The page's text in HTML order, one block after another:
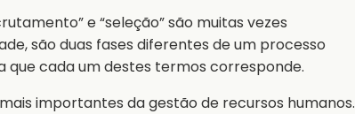
e “seleção” são muitas vezes
são duas fases diferentes de um processo
cada um destes termos corresponde.
importantes da gestão de recursos humanos.